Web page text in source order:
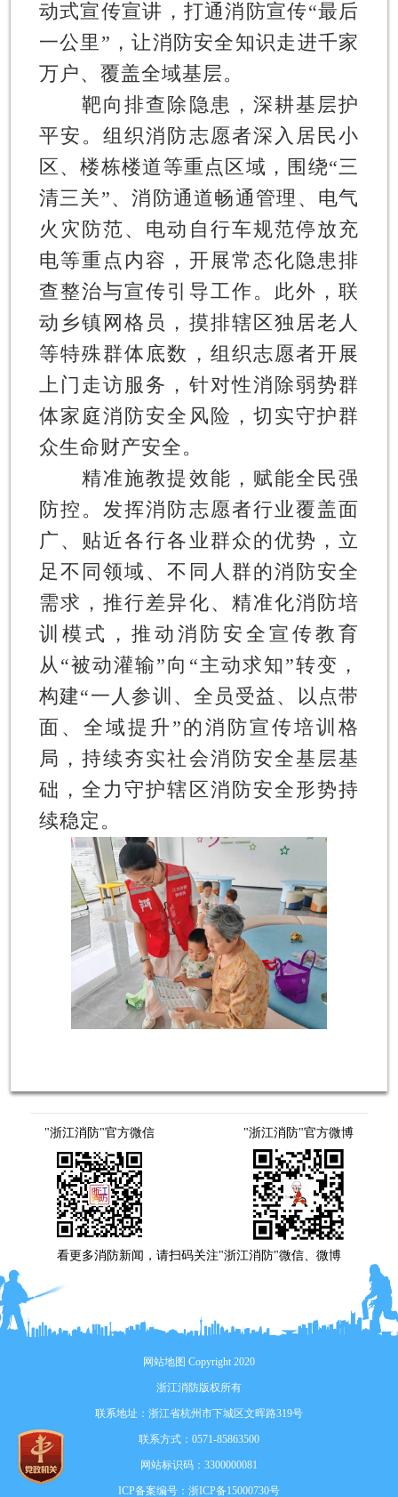
动式宣传宣讲，打通消防宣传“最后
一公里”，让消防安全知识走进千家
万户、覆盖全域基层。
靶向排查除隐患，深耕基层护
平安。组织消防志愿者深入居民小
区、楼栋楼道等重点区域，围绕“三
清三关”、消防通道畅通管理、电气
火灾防范、电动自行车规范停放充
电等重点内容，开展常态化隐患排
查整治与宣传引导工作。此外，联
动乡镇网格员，摸排辖区独居老人
等特殊群体底数，组织志愿者开展
上门走访服务，针对性消除弱势群
体家庭消防安全风险，切实守护群
众生命财产安全。
精准施教提效能，赋能全民强
防控。发挥消防志愿者行业覆盖面
广、贴近各行各业群众的优势，立
足不同领域、不同人群的消防安全
需求，推行差异化、精准化消防培
训模式，推动消防安全宣传教育
从“被动灌输”向“主动求知”转变，
构建“一人参训、全员受益、以点带
面、全域提升”的消防宣传培训格
局，持续夯实社会消防安全基层基
础，全力守护辖区消防安全形势持
续稳定。
"浙江消防"官方微信 "浙江消防"官方微博
看更多消防新闻，请扫码关注"浙江消防"微信、微博
网站地图 Copyright 2020
浙江消防版权所有
联系地址：浙江省杭州市下城区文晖路319号
联系方式：0571-85863500
网站标识码：3300000081
ICP备案编号： 浙ICP备15000730号